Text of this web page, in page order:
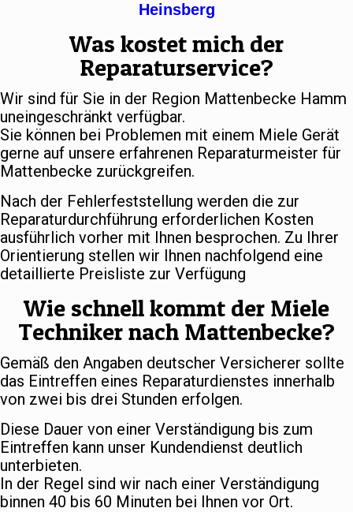
Heinsberg
Was kostet mich der
Reparaturservice?
Wir sind für Sie in der Region Mattenbecke Hamm
uneingeschränkt verfügbar.
Sie können bei Problemen mit einem Miele Gerät
gerne auf unsere erfahrenen Reparaturmeister für
Mattenbecke zurückgreifen.
Nach der Fehlerfeststellung werden die zur
Reparaturdurchführung erforderlichen Kosten
ausführlich vorher mit Ihnen besprochen. Zu Ihrer
Orientierung stellen wir Ihnen nachfolgend eine
detaillierte Preisliste zur Verfügung
Wie schnell kommt der Miele
Techniker nach Mattenbecke?
Gemäß den Angaben deutscher Versicherer sollte
das Eintreffen eines Reparaturdienstes innerhalb
von zwei bis drei Stunden erfolgen.
Diese Dauer von einer Verständigung bis zum
Eintreffen kann unser Kundendienst deutlich
unterbieten.
In der Regel sind wir nach einer Verständigung
binnen 40 bis 60 Minuten bei Ihnen vor Ort.